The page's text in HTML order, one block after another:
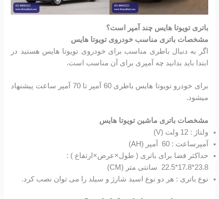
باتری تویوتا هایس چند آمپر است؟
مشخصات باتری مناسب خودروی تویوتا هایس
اگر به دنبال باطری مناسب برای خودروی تویوتا هایس هستید در
ابتدا باید بدانید چه آمپری برای آن مناسب است.
برای خودرو تویوتا هایس باطری 60 آمپر تا 70 آمپر ساعت پیشنهاد
میشود.
مشخصات باتری ماشین تویوتا هایس
ولتاژ : 12 ولت (V)
آمپرساعت : 60 آمپر (AH)
حداکثر فضا برای باتری ( طول×عرض×ارتفاع ) :
23.8*17.8*22.5 سانتی متر (CM)
نوع باتری : هر دو نوع اسید شارژ و سیلد را می توان نصب کرد.